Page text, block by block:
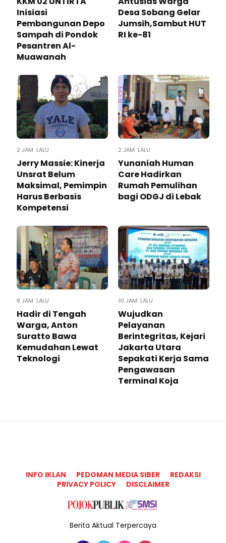
Inisiasi
Pembangunan Depo
Sampah di Pondok
Pesantren Al-
Muawanah
Desa Sobang Gelar
Jumsih,Sambut HUT
RI ke-81
2 JAM LALU
Jerry Massie: Kinerja
Unsrat Belum
Maksimal, Pemimpin
Harus Berbasis
Kompetensi
2 JAM LALU
Yunaniah Human
Care Hadirkan
Rumah Pemulihan
bagi ODGJ di Lebak
8 JAM LALU
Hadir di Tengah
Warga, Anton
Suratto Bawa
Kemudahan Lewat
Teknologi ​
10 JAM LALU
Wujudkan
Pelayanan
Berintegritas, Kejari
Jakarta Utara
Sepakati Kerja Sama
Pengawasan
Terminal Koja
INFO IKLAN PEDOMAN MEDIA SIBER
REDAKSI
PRIVACY POLICY
DISCLAIMER
Berita Aktual Terpercaya